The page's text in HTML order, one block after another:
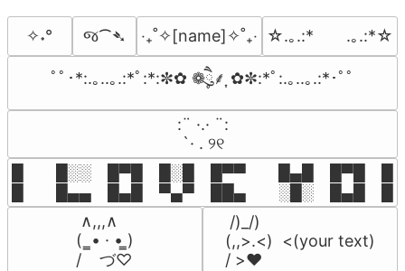
✧˖° જ⁀➴ ‎‧₊˚✧[name]✧˚₊‧ ☆.｡.:*　　.｡.:*☆
ﾟﾟ･*:.｡..｡.:*ﾟ:*:✼✿ ❁ཻུ۪۪⸙͎ ✿✼:*ﾟ:.｡..｡.:*･ﾟﾟ
⠀:¨ ·.· ¨:⠀
⠀ `· . ୨୧⠀
█  █░░ █▀█ █░█ █▀▀  █▄█ █▀█
█  █▄▄ █▄█ ▀▄▀ ██▄  ░█░ █▄█
∧,,,∧
(  ̳• · • ̳)
/    づ♡
/)_/)
(,,>.<)  <(your text)
/ >❤️